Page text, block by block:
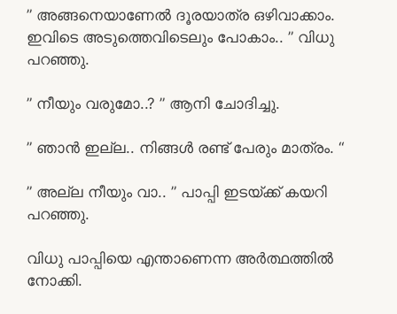
” അങ്ങനെയാണേൽ ദൂരയാത്ര ഒഴിവാക്കാം.
ഇവിടെ അടുത്തെവിടെലും പോകാം.. ” വിധു
പറഞ്ഞു.
” നീയും വരുമോ..? ” ആനി ചോദിച്ചു.
” ഞാൻ ഇല്ല.. നിങ്ങൾ രണ്ട് പേരും മാത്രം. “
” അല്ല നീയും വാ.. ” പാപ്പി ഇടയ്ക്ക് കയറി
പറഞ്ഞു.
വിധു പാപ്പിയെ എന്താണെന്ന അർത്ഥത്തിൽ
നോക്കി.